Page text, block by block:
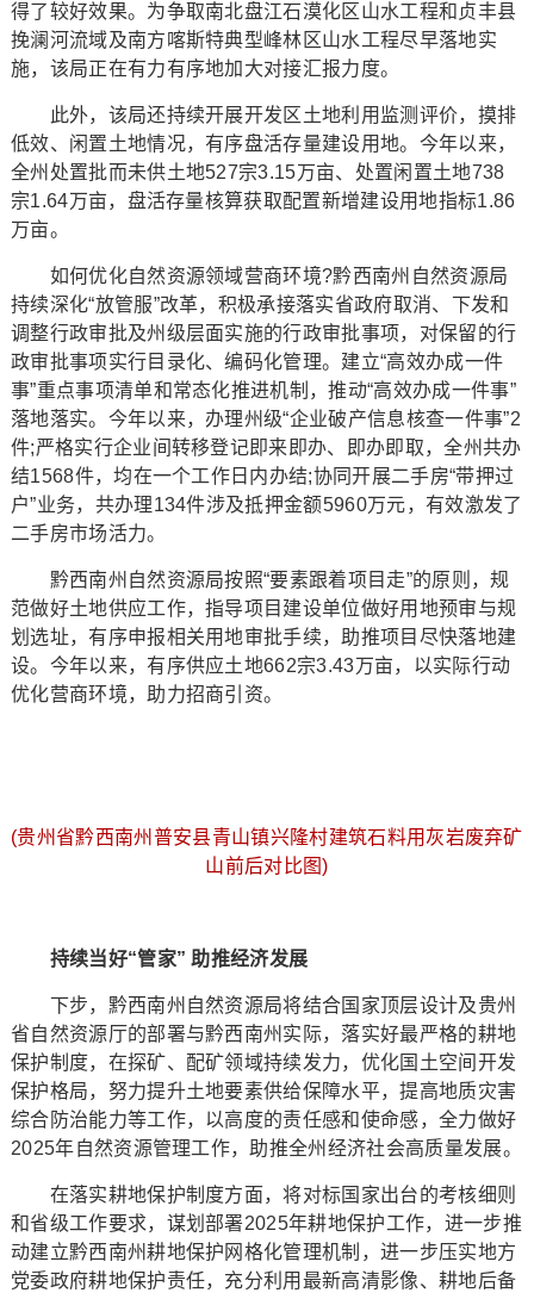
得了较好效果。为争取南北盘江石漠化区山水工程和贞丰县
挽澜河流域及南方喀斯特典型峰林区山水工程尽早落地实
施，该局正在有力有序地加大对接汇报力度。
此外，该局还持续开展开发区土地利用监测评价，摸排
低效、闲置土地情况，有序盘活存量建设用地。今年以来，
全州处置批而未供土地527宗3.15万亩、处置闲置土地738
宗1.64万亩，盘活存量核算获取配置新增建设用地指标1.86
万亩。
如何优化自然资源领域营商环境?黔西南州自然资源局
持续深化“放管服”改革，积极承接落实省政府取消、下发和
调整行政审批及州级层面实施的行政审批事项，对保留的行
政审批事项实行目录化、编码化管理。建立“高效办成一件
事”重点事项清单和常态化推进机制，推动“高效办成一件事”
落地落实。今年以来，办理州级“企业破产信息核查一件事”2
件;严格实行企业间转移登记即来即办、即办即取，全州共办
结1568件，均在一个工作日内办结;协同开展二手房“带押过
户”业务，共办理134件涉及抵押金额5960万元，有效激发了
二手房市场活力。
黔西南州自然资源局按照“要素跟着项目走”的原则，规
范做好土地供应工作，指导项目建设单位做好用地预审与规
划选址，有序申报相关用地审批手续，助推项目尽快落地建
设。今年以来，有序供应土地662宗3.43万亩，以实际行动
优化营商环境，助力招商引资。
(贵州省黔西南州普安县青山镇兴隆村建筑石料用灰岩废弃矿
山前后对比图)
持续当好“管家” 助推经济发展
下步，黔西南州自然资源局将结合国家顶层设计及贵州
省自然资源厅的部署与黔西南州实际，落实好最严格的耕地
保护制度，在探矿、配矿领域持续发力，优化国土空间开发
保护格局，努力提升土地要素供给保障水平，提高地质灾害
综合防治能力等工作，以高度的责任感和使命感，全力做好
2025年自然资源管理工作，助推全州经济社会高质量发展。
在落实耕地保护制度方面，将对标国家出台的考核细则
和省级工作要求，谋划部署2025年耕地保护工作，进一步推
动建立黔西南州耕地保护网格化管理机制，进一步压实地方
党委政府耕地保护责任，充分利用最新高清影像、耕地后备